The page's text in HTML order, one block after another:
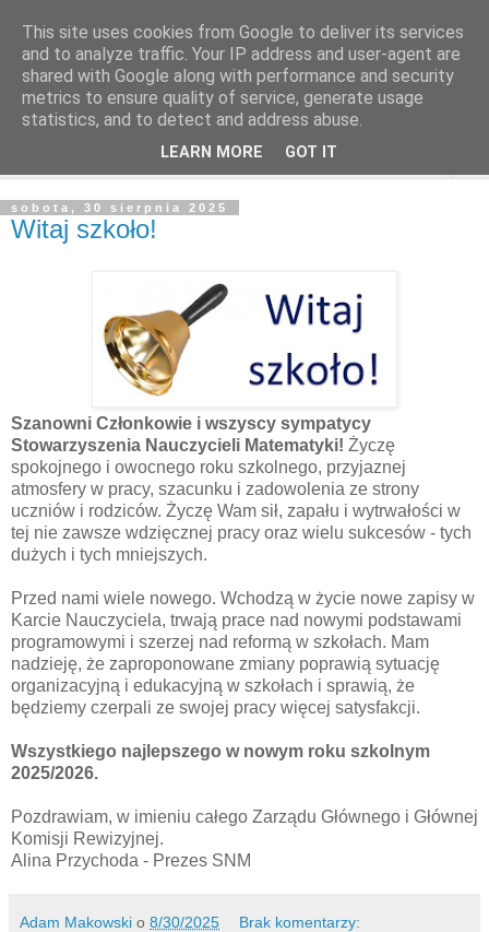
sobota, 30 sierpnia 2025
Witaj szkoło!
Szanowni Członkowie i wszyscy sympatycy
Stowarzyszenia Nauczycieli Matematyki! Życzę
spokojnego i owocnego roku szkolnego, przyjaznej
atmosfery w pracy, szacunku i zadowolenia ze strony
uczniów i rodziców. Życzę Wam sił, zapału i wytrwałości w
tej nie zawsze wdzięcznej pracy oraz wielu sukcesów - tych
dużych i tych mniejszych.
Przed nami wiele nowego. Wchodzą w życie nowe zapisy w
Karcie Nauczyciela, trwają prace nad nowymi podstawami
programowymi i szerzej nad reformą w szkołach. Mam
nadzieję, że zaproponowane zmiany poprawią sytuację
organizacyjną i edukacyjną w szkołach i sprawią, że
będziemy czerpali ze swojej pracy więcej satysfakcji.
Wszystkiego najlepszego w nowym roku szkolnym
2025/2026.
Pozdrawiam, w imieniu całego Zarządu Głównego i Głównej
Komisji Rewizyjnej.
Alina Przychoda - Prezes SNM
Adam Makowski o 8/30/2025 Brak komentarzy:
This site uses cookies from Google to deliver its services
and to analyze traffic. Your IP address and user-agent are
shared with Google along with performance and security
metrics to ensure quality of service, generate usage
statistics, and to detect and address abuse.
LEARN MORE GOT IT